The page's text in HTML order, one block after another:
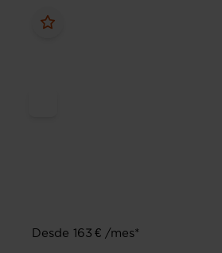
Desde 163 € /mes*